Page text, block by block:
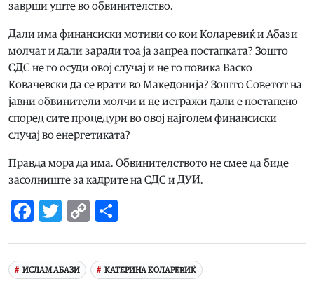
заврши уште во обвинителство.
Дали има финансиски мотиви со кои Коларевиќ и Абази
молчат и дали заради тоа ја запреа постапката? Зошто
СДС не го осуди овој случај и не го повика Васко
Ковачевски да се врати во Македонија? Зошто Советот на
јавни обвинители молчи и не истражи дали е постапено
според сите процедури во овој најголем финансиски
случај во енергетиката?
Правда мора да има. Обвинителството не смее да биде
засолниште за кадрите на СДС и ДУИ.
Facebook
Twitter
Copy
ИСЛАМ АБАЗИ КАТЕРИНА КОЛАРЕВИЌ